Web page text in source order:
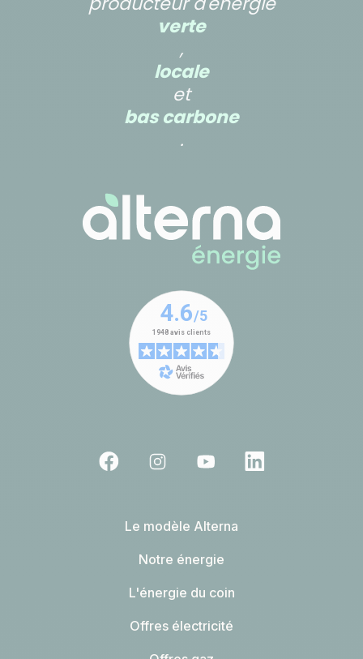
verte
,
locale
et
bas carbone
.
Le modèle Alterna
Notre énergie
L'énergie du coin
Offres électricité